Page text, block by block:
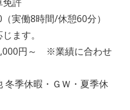
免許
実働8時間/休憩60分）
ます。
円～ ※業績に合わせ
冬季休暇・ＧＷ・夏季休